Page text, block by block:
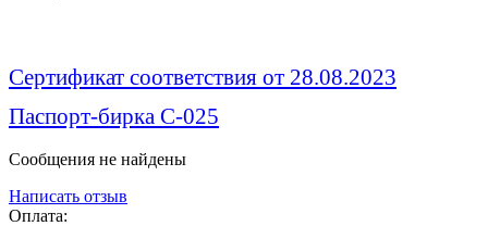
Сертификат соответствия от 28.08.2023
Паспорт-бирка С-025
Сообщения не найдены
Написать отзыв
Оплата: